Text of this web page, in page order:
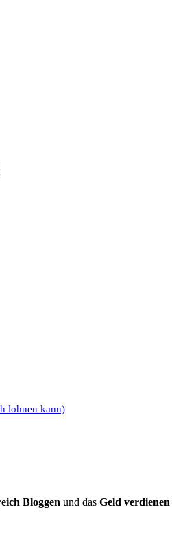
lohnen kann)
Bloggen und das Geld